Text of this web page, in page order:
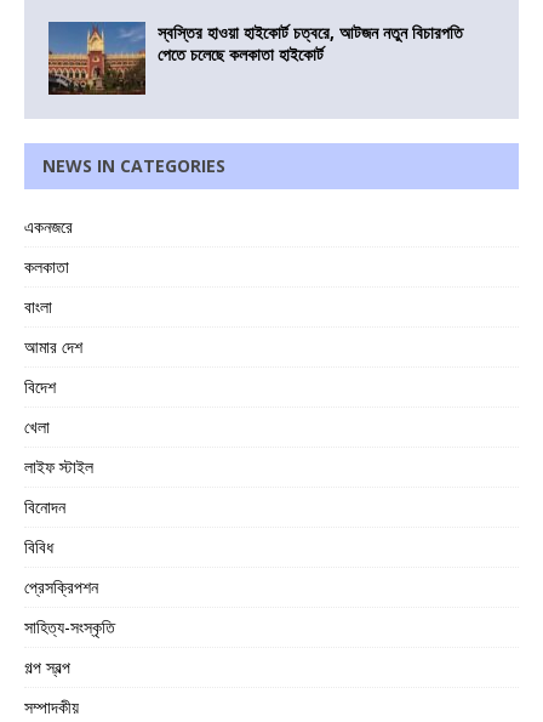
স্বস্তির হাওয়া হাইকোর্ট চত্বরে, আটজন নতুন বিচারপতি
পেতে চলেছে কলকাতা হাইকোর্ট
NEWS IN CATEGORIES
একনজরে
কলকাতা
বাংলা
আমার দেশ
বিদেশ
খেলা
লাইফ স্টাইল
বিনোদন
বিবিধ
প্রেসক্রিপশন
সাহিত্য-সংস্কৃতি
গল্প স্বল্প
সম্পাদকীয়